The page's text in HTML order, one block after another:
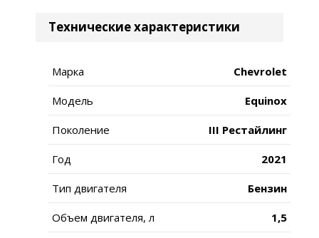
Технические характеристики
Марка Chevrolet
Модель Equinox
Поколение III Рестайлинг
Год 2021
Тип двигателя Бензин
Объем двигателя, л 1,5